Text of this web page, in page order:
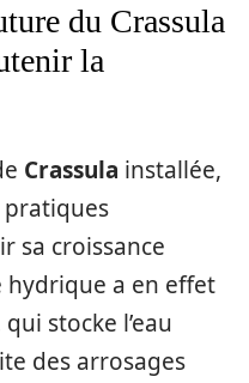
du Crassula
la
Crassula installée,
pratiques
sa croissance
hydrique a en effet
stocke l’eau
des arrosages